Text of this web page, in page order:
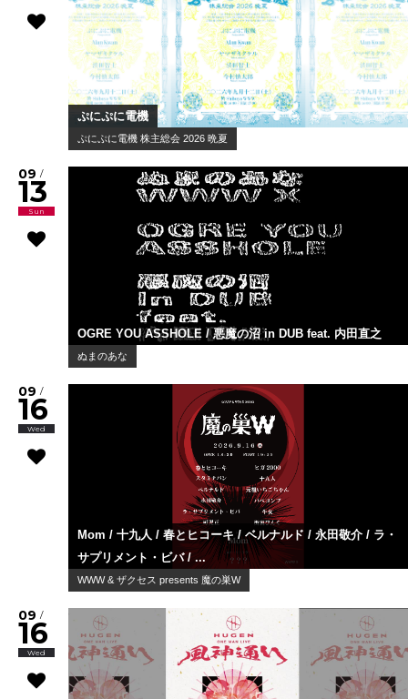
ぷにぷに電機
ぷにぷに電機 株主総会 2026 晩夏
09 /
13
Sun
OGRE YOU ASSHOLE / 悪魔の沼 in DUB feat. 内田直之
ぬまのあな
09 /
16
Wed
Mom / 十九人 / 春とヒコーキ / ベルナルド / 永田敬介 / ラ・
サプリメント・ビバ / ...
WWW & ザクセス presents 魔の巣W
09 /
16
Wed